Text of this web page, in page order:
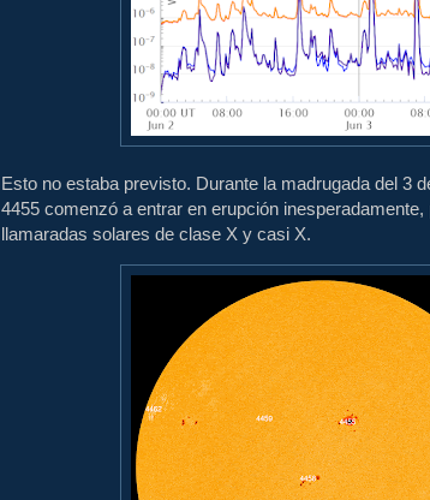
Esto no estaba previsto. Durante la madrugada del 3
4455 comenzó a entrar en erupción
llamaradas solares de clase X y casi X.